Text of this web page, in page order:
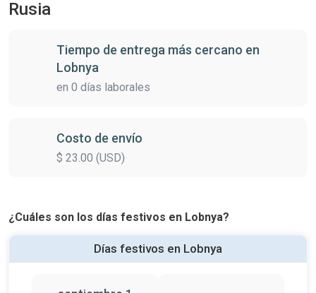
Rusia
Tiempo de entrega más cercano en
Lobnya
en 0 días laborales
Costo de envío
$ 23.00 (USD)
¿Cuáles son los días festivos en Lobnya?
Días festivos en Lobnya